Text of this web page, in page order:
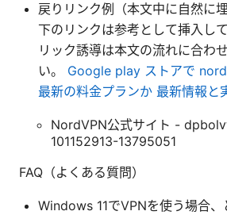
戻りリンク例（本文中に自然に
下のリンクは参考として挿入し
リック誘導は本文の流れに合わ
い。 Google play ストアで
最新の料金プランか 最新情報と
NordVPN公式サイト -
101152913-13795051
FAQ（よくある質問）
Windows 11でVPNを使う場合